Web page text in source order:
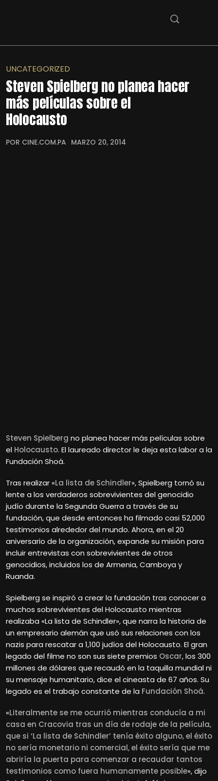
UNCATEGORIZED
Steven Spielberg no planea hacer
más películas sobre el
Holocausto
POR CINE.COM.PA MARZO 20, 2014
Steven Spielberg no planea hacer más películas sobre
el Holocausto. El laureado director le deja esta labor a la
Fundación Shoá.
Tras realizar «La lista de Schindler», Spielberg tornó su
lente a los verdaderos sobrevivientes del genocidio
judío durante la Segunda Guerra a través de su
fundación, que desde entonces ha filmado casi 52,000
testimonios alrededor del mundo. Ahora, en el 20
aniversario de la organización, expande su misión para
incluir entrevistas con sobrevivientes de otros
genocidios, incluidos los de Armenia, Camboya y
Ruanda.
Spielberg se inspiró a crear la fundación tras conocer a
muchos sobrevivientes del Holocausto mientras
realizaba «La lista de Schindler», que narra la historia de
un empresario alemán que usó sus relaciones con los
nazis para rescatar a 1,100 judíos del Holocausto. El gran
legado del filme no son sus siete premios Oscar, los 300
millones de dólares que recaudó en la taquilla mundial ni
su mensaje humanitario, dice el cineasta de 67 años. Su
legado es el trabajo constante de la Fundación Shoá.
«Literalmente se me ocurrió mientras conducía a mi
casa en Cracovia tras un día de rodaje de la película,
que si ‘La lista de Schindler’ tenía éxito alguno, el éxito
no sería monetario ni comercial, el éxito sería que me
abriría la puerta para comenzar a recaudar tantos
testimonios como fuera humanamente posible», dijo